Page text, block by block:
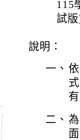
115
試
說明：
一、
二、